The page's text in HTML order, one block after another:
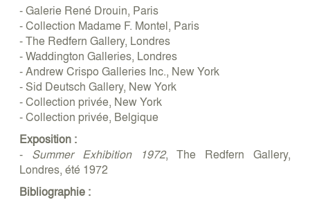
- Galerie René Drouin, Paris
- Collection Madame F. Montel, Paris
- The Redfern Gallery, Londres
- Waddington Galleries, Londres
- Andrew Crispo Galleries Inc., New York
- Sid Deutsch Gallery, New York
- Collection privée, New York
- Collection privée, Belgique
Exposition :
- Summer Exhibition 1972, The Redfern Gallery,
Londres, été 1972
Bibliographie :